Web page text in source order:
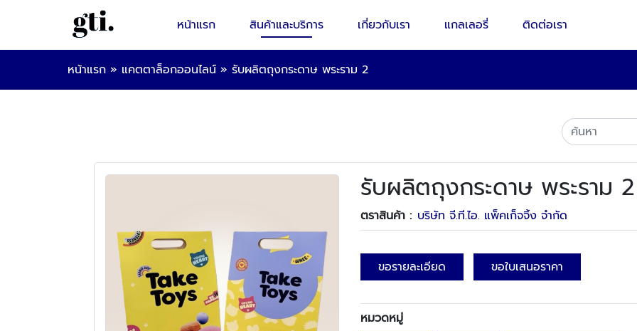
หน้าแรก สินค้าและบริการ เกี่ยวกับเรา แกลเลอรี่ ติดต่อเรา
หน้าแรก » แคตตาล็อกออนไลน์ » รับผลิตถุงกระดาษ พระราม 2
รับผลิตถุงกระดาษ พระราม 2
ตราสินค้า : บริษัท จี.ที.ไอ. แพ็คเก็จจิ้ง จำกัด
ขอรายละเอียด ขอใบเสนอราคา
หมวดหมู่